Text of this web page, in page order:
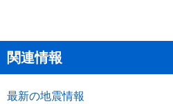
関連情報
最新の地震情報